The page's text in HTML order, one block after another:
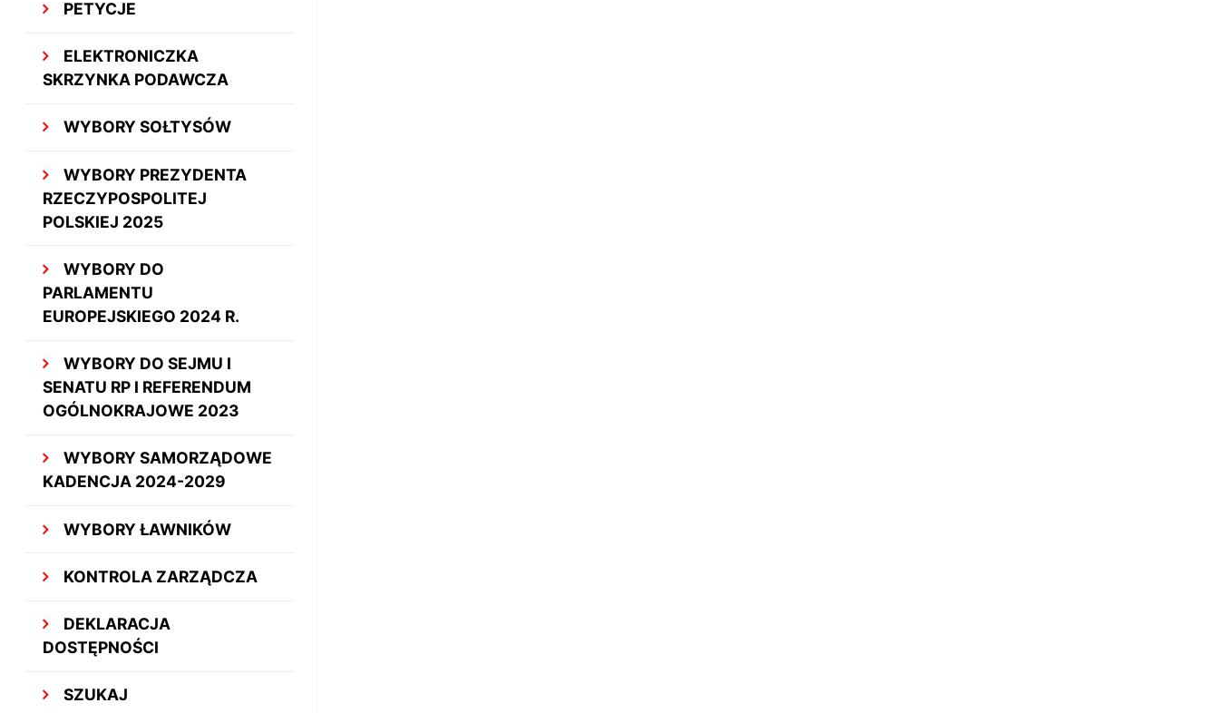
PETYCJE
ELEKTRONICZKA
SKRZYNKA PODAWCZA
WYBORY SOŁTYSÓW
WYBORY PREZYDENTA
RZECZYPOSPOLITEJ
POLSKIEJ 2025
WYBORY DO
PARLAMENTU
EUROPEJSKIEGO 2024 R.
WYBORY DO SEJMU I
SENATU RP I REFERENDUM
OGÓLNOKRAJOWE 2023
WYBORY SAMORZĄDOWE
KADENCJA 2024-2029
WYBORY ŁAWNIKÓW
KONTROLA ZARZĄDCZA
DEKLARACJA
DOSTĘPNOŚCI
SZUKAJ